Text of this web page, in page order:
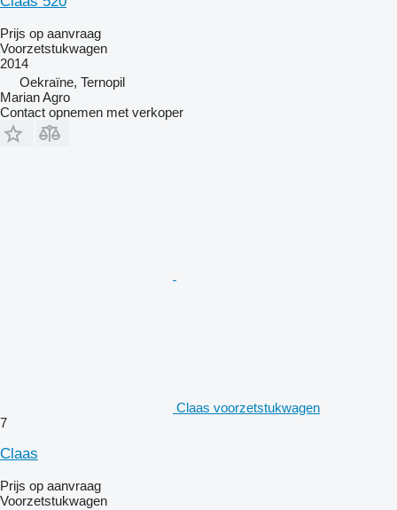
Prijs op aanvraag
Voorzetstukwagen
2014
Oekraïne, Ternopil
Marian Agro
Contact opnemen met verkoper
Claas voorzetstukwagen
7
Claas
Prijs op aanvraag
Voorzetstukwagen